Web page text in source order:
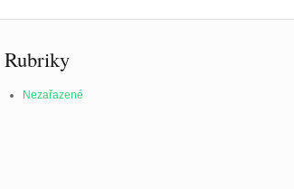
Rubriky
Nezařazené